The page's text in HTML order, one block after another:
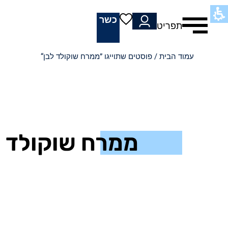
תפריט
כשר
עמוד הבית / פוסטים שתוייגו ”ממרח שוקולד לבן“
ממרח שוקולד